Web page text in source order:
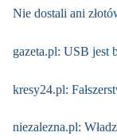
Nie dostali ani
gazeta.pl: USB jest
kresy24.pl:
niezalezna.pl: